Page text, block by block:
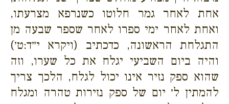
אחת לאחר גמר חלוטו כשנרפא מצרעתו,
ואחת לאחר ימי ספרו לאחר שספר שבעה מן
התגלחת הראשונה, כדכתיב (ויקרא י״ד:ט׳)
והיה ביום השביעי יגלח את כל שערו, וזה
שהוא ספק נזיר אינו יכול לגלח, הלכך צריך
להמתין ל׳ יום של ספק נזירות טהרה ומגלח